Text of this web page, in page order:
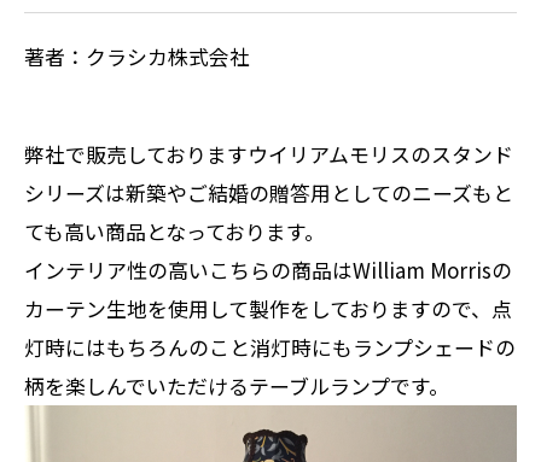
著者：クラシカ株式会社
弊社で販売しておりますウイリアムモリスのスタンド
シリーズは新築やご結婚の贈答用としてのニーズもと
ても高い商品となっております。
インテリア性の高いこちらの商品はWilliam Morrisの
カーテン生地を使用して製作をしておりますので、点
灯時にはもちろんのこと消灯時にもランプシェードの
柄を楽しんでいただけるテーブルランプです。